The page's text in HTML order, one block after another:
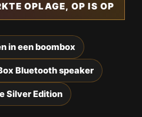
OPLAGE, OP IS OP
in een boombox
Bluetooth speaker
Silver Edition